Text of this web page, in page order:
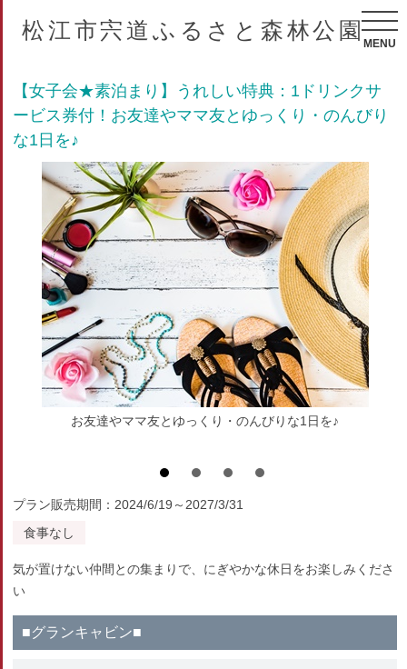
松江市宍道ふるさと森林公園
MENU
【女子会★素泊まり】うれしい特典：1ドリンクサ
ービス券付！お友達やママ友とゆっくり・のんびり
な1日を♪
お友達やママ友とゆっくり・のんびりな1日を♪
プラン販売期間：2024/6/19～2027/3/31
食事なし
気が置けない仲間との集まりで、にぎやかな休日をお楽しみくださ
い
■グランキャビン■